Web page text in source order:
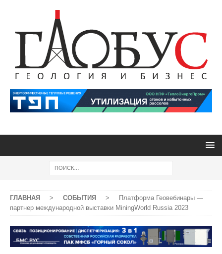
ГЛАВНАЯ > СОБЫТИЯ >
Платформа Геовебинары —
партнер международной выставки MiningWorld Russia 2023